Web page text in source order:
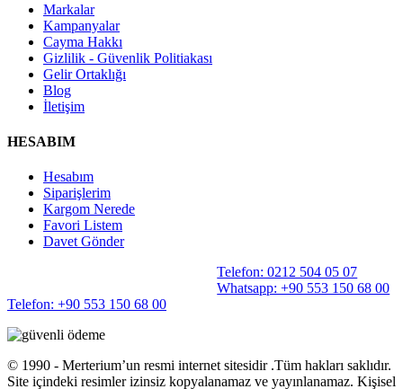
Markalar
Kampanyalar
Cayma Hakkı
Gizlilik - Güvenlik Politiakası
Gelir Ortaklığı
Blog
İletişim
HESABIM
Hesabım
Siparişlerim
Kargom Nerede
Favori Listem
Davet Gönder
Telefon: 0212 504 05 07
Whatsapp: +90 553 150 68 00
Telefon: +90 553 150 68 00
©️ 1990 - Merterium’un resmi internet sitesidir .Tüm hakları saklıdır.
Site içindeki resimler izinsiz kopyalanamaz ve yayınlanamaz. Kişisel